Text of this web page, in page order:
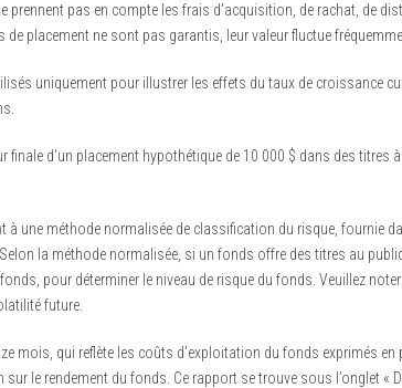
pas en compte les frais d’acquisition, de rachat, de
placement ne sont pas garantis, leur valeur fluctue
uniquement pour illustrer les effets du taux de croissance
finale d’un placement hypothétique de 10 000 $ dans des
une méthode normalisée de classification du risque, fournie
la méthode normalisée, si un fonds offre des titres au
pour déterminer le niveau de risque du fonds. Veuillez
future.
mois, qui reflète les coûts d’exploitation du fonds exprimés
le rendement du fonds. Ce rapport se trouve sous l’onglet «